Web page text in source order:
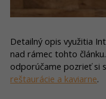
Detailný opis využitia
nad rámec tohto
odporúčame pozrieť si
reštaurácie a kaviarne.